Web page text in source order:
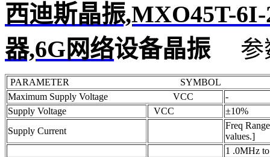
西迪斯晶振,MXO45T-
器,6G网络设备晶振 参
PARAMETER SYMBOL
Maximum Supply Voltage VCC
-
Supply Voltage
VCC
±10%
Supply Current
Freq
values.]
1 .0MHz